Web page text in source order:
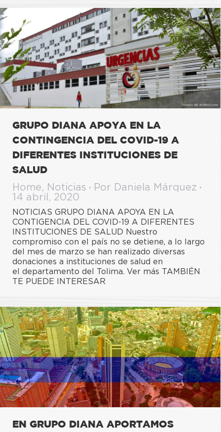
GRUPO DIANA APOYA EN LA
CONTINGENCIA DEL COVID-19 A
DIFERENTES INSTITUCIONES DE
SALUD
Home, Noticias Por Daniela Márquez
14 abril, 2020
NOTICIAS GRUPO DIANA APOYA EN LA
CONTIGENCIA DEL COVID-19 A DIFERENTES
INSTITUCIONES DE SALUD Nuestro
compromiso con el país no se detiene, a lo largo
del mes de marzo se han realizado diversas
donaciones a instituciones de salud en
el departamento del Tolima. Ver más TAMBIÉN
TE PUEDE INTERESAR
EN GRUPO DIANA APORTAMOS